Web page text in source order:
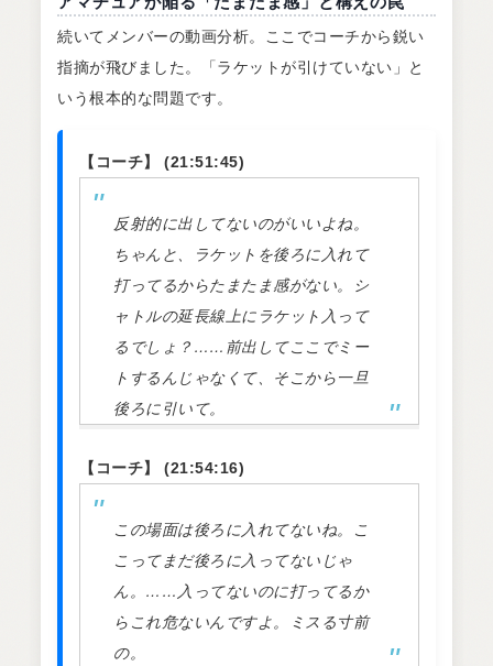
続いてメンバーの動画分析。ここでコーチから鋭い
指摘が飛びました。「ラケットが引けていない」と
いう根本的な問題です。
【コーチ】 (21:51:45)
反射的に出してないのがいいよね。
ちゃんと、ラケットを後ろに入れて
打ってるからたまたま感がない。シ
ャトルの延長線上にラケット入って
るでしょ？……前出してここでミー
トするんじゃなくて、そこから一旦
後ろに引いて。
【コーチ】 (21:54:16)
この場面は後ろに入れてないね。こ
こってまだ後ろに入ってないじゃ
ん。……入ってないのに打ってるか
らこれ危ないんですよ。ミスる寸前
の。